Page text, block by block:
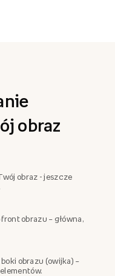
obraz
obraz - jeszcze
obrazu – główna,
obrazu (owijka) –